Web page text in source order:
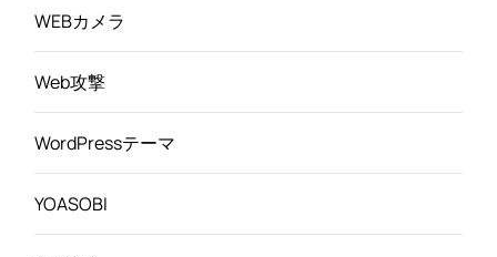
WEBカメラ
Web攻撃
WordPressテーマ
YOASOBI